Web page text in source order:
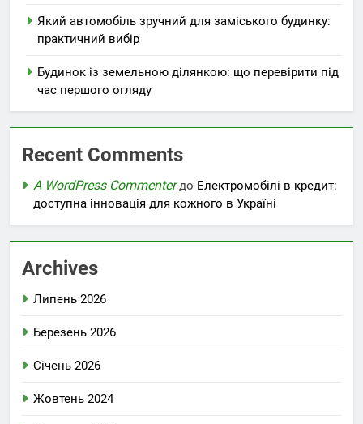
Який автомобіль зручний для заміського будинку:
практичний вибір
Будинок із земельною ділянкою: що перевірити під
час першого огляду
Recent Comments
A WordPress Commenterдо Електромобілі в кредит:
доступна інновація для кожного в Україні
Archives
Липень 2026
Березень 2026
Січень 2026
Жовтень 2024